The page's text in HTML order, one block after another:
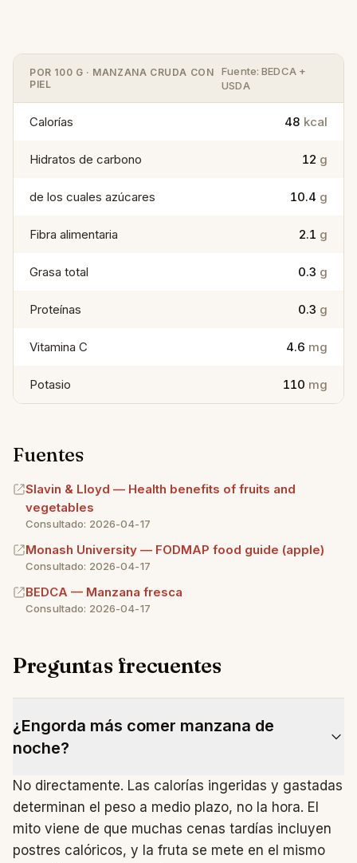
POR 100 G · MANZANA CRUDA CON
PIEL
Fuente: BEDCA +
USDA
Calorías 48 kcal
Hidratos de carbono 12 g
de los cuales azúcares 10.4 g
Fibra alimentaria 2.1 g
Grasa total 0.3 g
Proteínas 0.3 g
Vitamina C 4.6 mg
Potasio 110 mg
Fuentes
Slavin & Lloyd — Health benefits of fruits and
vegetables
Consultado: 2026-04-17
Monash University — FODMAP food guide (apple)
Consultado: 2026-04-17
BEDCA — Manzana fresca
Consultado: 2026-04-17
Preguntas frecuentes
¿Engorda más comer manzana de
noche?
No directamente. Las calorías ingeridas y gastadas
determinan el peso a medio plazo, no la hora. El
mito viene de que muchas cenas tardías incluyen
postres calóricos, y la fruta se mete en el mismo